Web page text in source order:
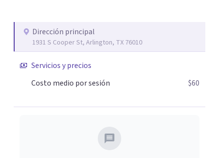
Dirección principal
1931 S Cooper St, Arlington, TX 76010
Servicios y precios
Costo medio por sesión
$60